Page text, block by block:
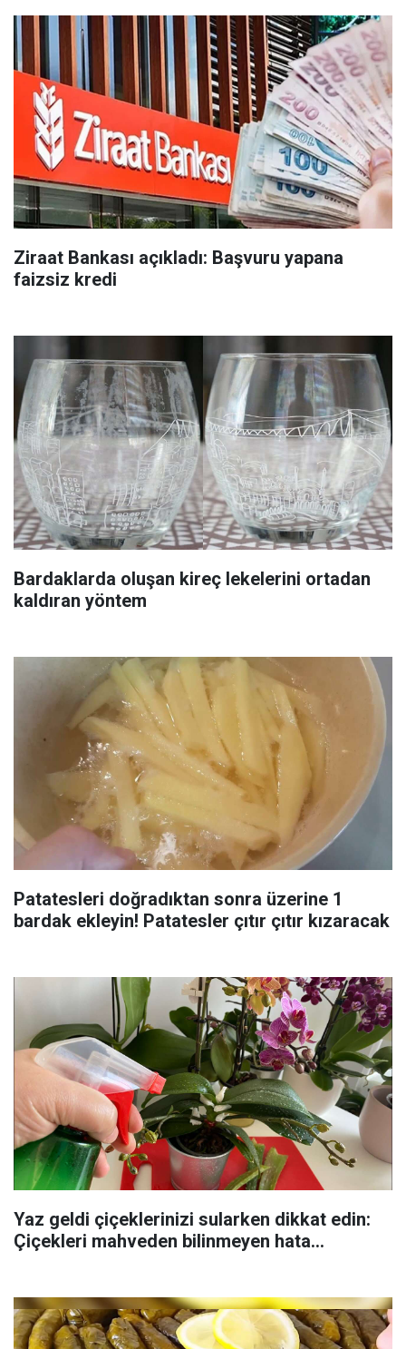
Ziraat Bankası açıkladı: Başvuru yapana
faizsiz kredi
Bardaklarda oluşan kireç lekelerini ortadan
kaldıran yöntem
Patatesleri doğradıktan sonra üzerine 1
bardak ekleyin! Patatesler çıtır çıtır kızaracak
Yaz geldi çiçeklerinizi sularken dikkat edin:
Çiçekleri mahveden bilinmeyen hata...